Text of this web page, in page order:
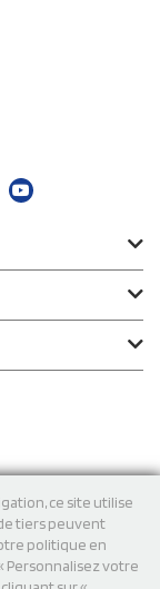
ce site utilise
tiers peuvent
politique en
Personnalisez votre